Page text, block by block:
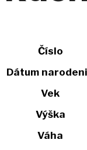
Číslo
Dátum
Vek
Výška
Váha